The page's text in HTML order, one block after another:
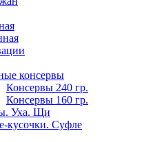
консервы
Консервы 240 гр.
Консервы 160 гр.
Уха. Щи
кусочки. Суфле